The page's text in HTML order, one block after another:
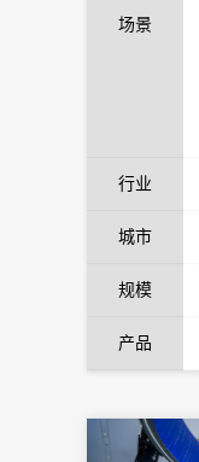
场景
行业
城市
规模
产品